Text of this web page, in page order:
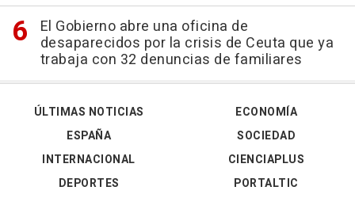
El Gobierno abre una oficina de
desaparecidos por la crisis de Ceuta que ya
trabaja con 32 denuncias de familiares
ÚLTIMAS NOTICIAS
ESPAÑA
INTERNACIONAL
DEPORTES
ECONOMÍA
SOCIEDAD
CIENCIAPLUS
PORTALTIC